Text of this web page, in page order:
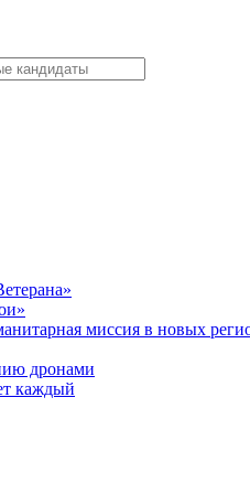
миссия в новых
дронами
каждый